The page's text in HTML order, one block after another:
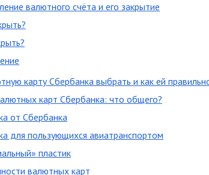
валютного счёта и его закрытие
карту Сбербанка выбрать и как ей
карт Сбербанка: что общего?
от Сбербанка
для пользующихся авиатранспортом
пластик
валютных карт